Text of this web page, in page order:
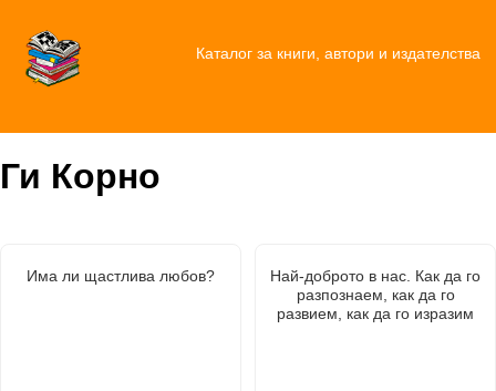
Каталог за книги, автори и издателства
Ги Корно
Има ли щастлива любов?
Най-доброто в нас. Как да го
разпознаем, как да го
развием, как да го изразим